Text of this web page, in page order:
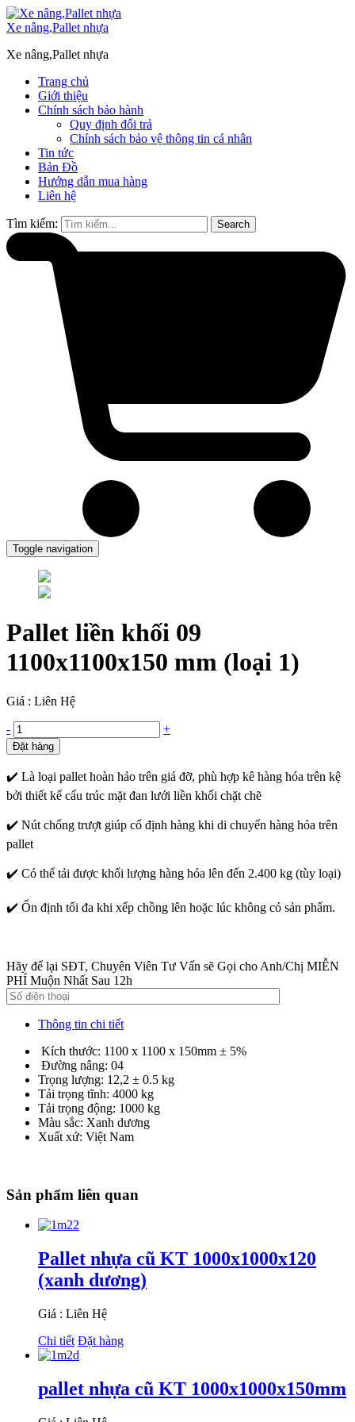
Xe nâng,Pallet nhựa
Xe nâng,Pallet nhựa
Trang chủ
Giới thiệu
Chính sách bảo hành
Quy định đổi trả
Chính sách bảo vệ thông tin cá nhân
Tin tức
Bản Đồ
Hướng dẫn mua hàng
Liên hệ
Tìm kiếm: Search
Toggle navigation
Pallet liền khối 09
1100x1100x150 mm (loại 1)
Giá : Liên Hệ
- +
Đặt hàng
✔️ Là loại pallet hoàn hảo trên giá đỡ, phù hợp kê hàng hóa trên kệ
bởi thiết kế cấu trúc mặt đan lưới liền khối chặt chẽ
✔️ Nút chống trượt giúp cố định hàng khi di chuyển hàng hóa trên
pallet
✔️ Có thể tải được khối lượng hàng hóa lên đến 2.400 kg (tùy loại)
✔️ Ổn định tối đa khi xếp chồng lên hoặc lúc không có sản phẩm.
Hãy để lại SĐT, Chuyên Viên Tư Vấn sẽ Gọi cho Anh/Chị MIỄN
PHÍ Muộn Nhất Sau 12h
Thông tin chi tiết
Kích thước: 1100 x 1100 x 150mm ± 5%
Đường nâng: 04
Trọng lượng: 12,2 ± 0.5 kg
Tải trọng tĩnh: 4000 kg
Tải trọng động: 1000 kg
Màu sắc: Xanh dương
Xuất xứ: Việt Nam
Sản phẩm liên quan
Pallet nhựa cũ KT 1000x1000x120
(xanh dương)
Giá : Liên Hệ
Chi tiết Đặt hàng
pallet nhựa cũ KT 1000x1000x150mm